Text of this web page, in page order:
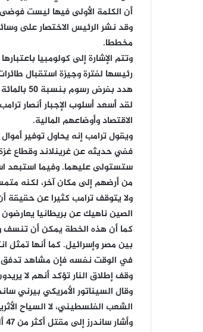
أن الكلمة الأولى فيها ليست
وقد نشر الرئيس الاختصار على
مخططا.
وتتم الإشارة إلى كولومبيا
رئيسها لفترة وجيزة استقبال
هدد بفرض رسوم بنسبة 50 بالمائة على صادرات كولومبيا، فاضطر رئيسها إلى التراجع والموافقة على طلب ترامب.
الاقتصاد وأوضاعهم المالية.
ويقول ترامب إنه يحاول توفير
ففي حديثه عن غرينلاند وقطاع غزة
ستستولى عليهما. وفيما استبعد
من أرضهم إلى مكان آخر، لكنه
ولا يتوقف ترامب كثيرا عن حقيقة
الصين ناهيك عن بريطانيا
كما أن هذه الخطة يمكن أن تنسف
بين مصر وإسرائيل. كما أنها تمثل
في الوقت نفسه فإن مشاهد تدفق
وقف إطلاق النار تؤكد أنهم لا
وقال السيناتور الأمريكي بيرني
الشعب الفلسطيني، لا السياح
وأشار ساندرز إلى مقتل أكثر من 47 ألف فلسطيني وإصابة 111 ألفا آخرين في غزة.